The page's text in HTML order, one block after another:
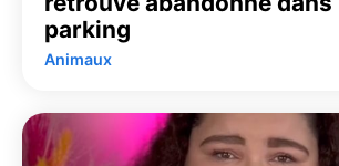
parking
Animaux